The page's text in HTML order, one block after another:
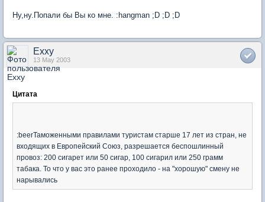
Ну,ну.Попали бы Вы ко мне. :hangman ;D ;D ;D
Exxy
13 May 2003
Цитата
:beerТаможенными правилами туристам старше 17 лет из стран, не
входящих в Европейский Союз, разрешается беспошлинный
провоз: 200 сигарет или 50 сигар, 100 сигарил или 250 грамм
табака. То что у вас это ранее проходило - на "хорошую" смену не
нарывались